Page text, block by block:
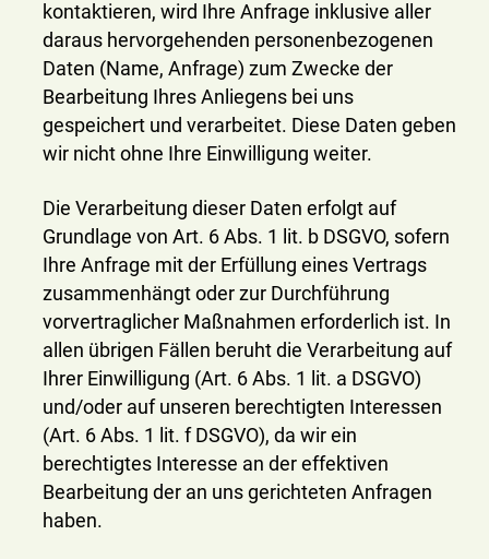
kontaktieren, wird Ihre Anfrage inklusive aller
daraus hervorgehenden personenbezogenen
Daten (Name, Anfrage) zum Zwecke der
Bearbeitung Ihres Anliegens bei uns
gespeichert und verarbeitet. Diese Daten geben
wir nicht ohne Ihre Einwilligung weiter.
Die Verarbeitung dieser Daten erfolgt auf
Grundlage von Art. 6 Abs. 1 lit. b DSGVO, sofern
Ihre Anfrage mit der Erfüllung eines Vertrags
zusammenhängt oder zur Durchführung
vorvertraglicher Maßnahmen erforderlich ist. In
allen übrigen Fällen beruht die Verarbeitung auf
Ihrer Einwilligung (Art. 6 Abs. 1 lit. a DSGVO)
und/oder auf unseren berechtigten Interessen
(Art. 6 Abs. 1 lit. f DSGVO), da wir ein
berechtigtes Interesse an der effektiven
Bearbeitung der an uns gerichteten Anfragen
haben.